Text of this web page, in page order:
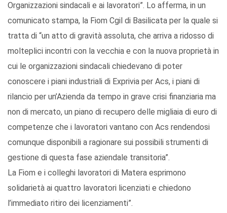
Organizzazioni sindacali e ai lavoratori”. Lo afferma, in un
comunicato stampa, la Fiom Cgil di Basilicata per la quale si
tratta di “un atto di gravità assoluta, che arriva a ridosso di
molteplici incontri con la vecchia e con la nuova proprietà in
cui le organizzazioni sindacali chiedevano di poter
conoscere i piani industriali di Exprivia per Acs, i piani di
rilancio per un’Azienda da tempo in grave crisi finanziaria ma
non di mercato, un piano di recupero delle migliaia di euro di
competenze che i lavoratori vantano con Acs rendendosi
comunque disponibili a ragionare sui possibili strumenti di
gestione di questa fase aziendale transitoria”.
La Fiom e i colleghi lavoratori di Matera esprimono
solidarietà ai quattro lavoratori licenziati e chiedono
l’immediato ritiro dei licenziamenti”.